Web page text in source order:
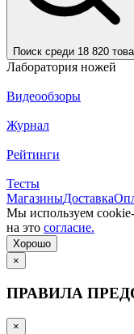
Поиск среди 18 820
Лаборатория ножей
Видеообзоры
Журнал
Рейтинги
Тесты
МагазиныДоставка
Мы используем
на это согласие.
Хорошо
×
ПРАВИЛА
×